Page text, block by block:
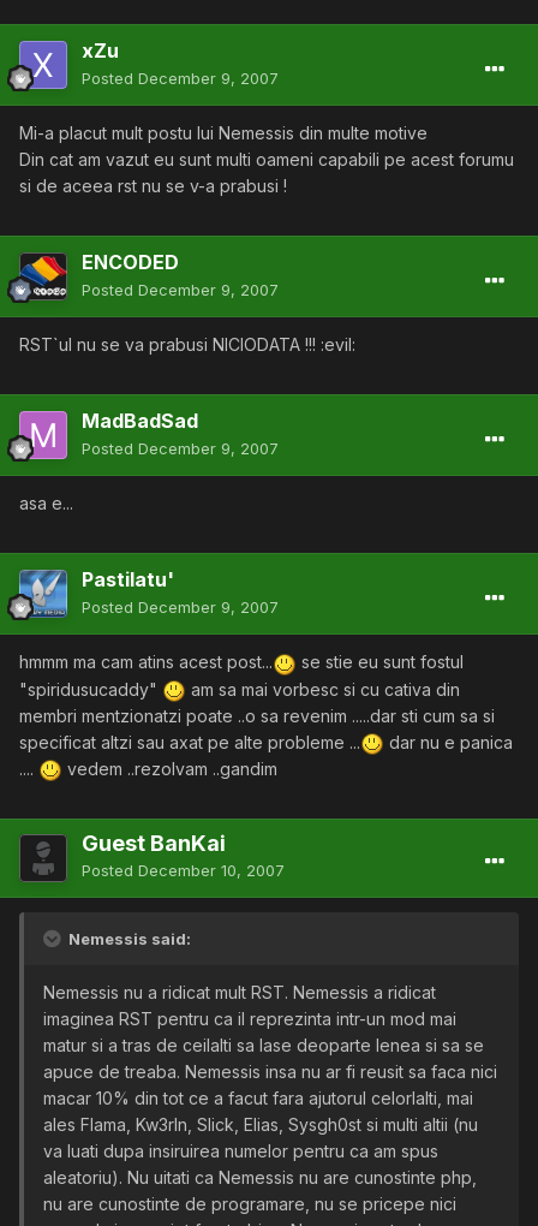
xZu
Posted December 9, 2007
Mi-a placut mult postu lui Nemessis din multe motive
Din cat am vazut eu sunt multi oameni capabili pe acest forumu
si de aceea rst nu se v-a prabusi !
ENCODED
Posted December 9, 2007
RST`ul nu se va prabusi NICIODATA !!! :evil:
MadBadSad
Posted December 9, 2007
asa e...
Pastilatu'
Posted December 9, 2007
hmmm ma cam atins acest post...
se stie eu sunt fostul
"spiridusucaddy"
am sa mai vorbesc si cu cativa din
membri mentzionatzi poate ..o sa revenim .....dar sti cum sa si
specificat altzi sau axat pe alte probleme ...
dar nu e panica
....
vedem ..rezolvam ..gandim
Guest BanKai
Posted December 10, 2007
Nemessis said:
Nemessis nu a ridicat mult RST. Nemessis a ridicat
imaginea RST pentru ca il reprezinta intr-un mod mai
matur si a tras de ceilalti sa lase deoparte lenea si sa se
apuce de treaba. Nemessis insa nu ar fi reusit sa faca nici
macar 10% din tot ce a facut fara ajutorul celorlalti, mai
ales Flama, Kw3rln, Slick, Elias, Sysgh0st si multi altii (nu
va luati dupa insiruirea numelor pentru ca am spus
aleatoriu). Nu uitati ca Nemessis nu are cunostinte php,
nu are cunostinte de programare, nu se pricepe nici